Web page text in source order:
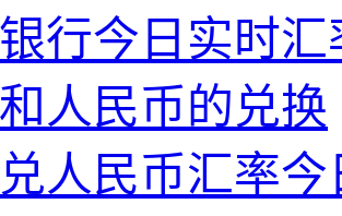
行今日实时汇
人民币的兑换
人民币汇率今